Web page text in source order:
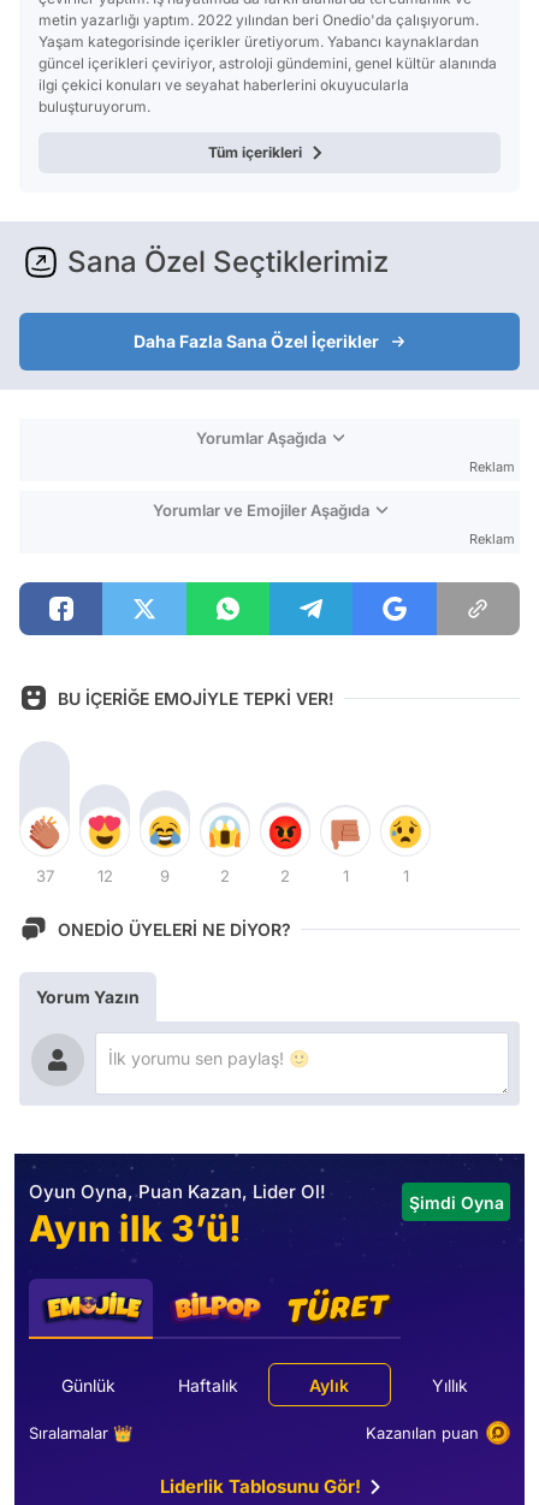
metin yazarlığı yaptım. 2022 yılından beri Onedio'da çalışıyorum.
Yaşam kategorisinde içerikler üretiyorum. Yabancı kaynaklardan
güncel içerikleri çeviriyor, astroloji gündemini, genel kültür alanında
ilgi çekici konuları ve seyahat haberlerini okuyucularla
buluşturuyorum.
Tüm içerikleri
Sana Özel Seçtiklerimiz
Daha Fazla Sana Özel İçerikler
Yorumlar Aşağıda
Reklam
Yorumlar ve Emojiler Aşağıda
Reklam
BU İÇERİĞE EMOJİYLE TEPKİ VER!
37 12 9 2 2 1 1
ONEDİO ÜYELERİ NE DİYOR?
Yorum Yazın
Oyun Oyna, Puan Kazan, Lider Ol!
Ayın ilk 3’ü!
Şimdi Oyna
Günlük Haftalık Aylık Yıllık
Sıralamalar 👑 Kazanılan puan
Liderlik Tablosunu Gör!